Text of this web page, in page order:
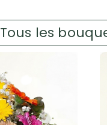
Tous les